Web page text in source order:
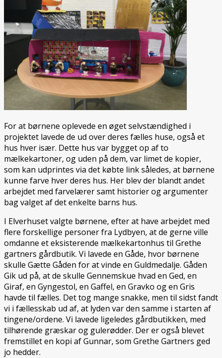
For at børnene oplevede en øget selvstændighed i
projektet lavede de ud over deres fælles huse, også et
hus hver især. Dette hus var bygget op af to
mælkekartoner, og uden på dem, var limet de kopier,
som kan udprintes via det købte link således, at børnene
kunne farve hver deres hus. Her blev der blandt andet
arbejdet med farvelærer samt historier og argumenter
bag valget af det enkelte barns hus.
I Elverhuset valgte børnene, efter at have arbejdet med
flere forskellige personer fra Lydbyen, at de gerne ville
omdanne et eksisterende mælkekartonhus til Grethe
gartners gårdbutik. Vi lavede en Gåde, hvor børnene
skulle Gætte Gåden for at vinde en Guldmedalje. Gåden
Gik ud på, at de skulle Gennemskue hvad en Ged, en
Giraf, en Gyngestol, en Gaffel, en Gravko og en Gris
havde til fælles. Det tog mange snakke, men til sidst fandt
vi i fællesskab ud af, at lyden var den samme i starten af
tingene/ordene. Vi lavede ligeledes gårdbutikken, med
tilhørende græskar og gulerødder. Der er også blevet
fremstillet en kopi af Gunnar, som Grethe Gartners ged
jo hedder.